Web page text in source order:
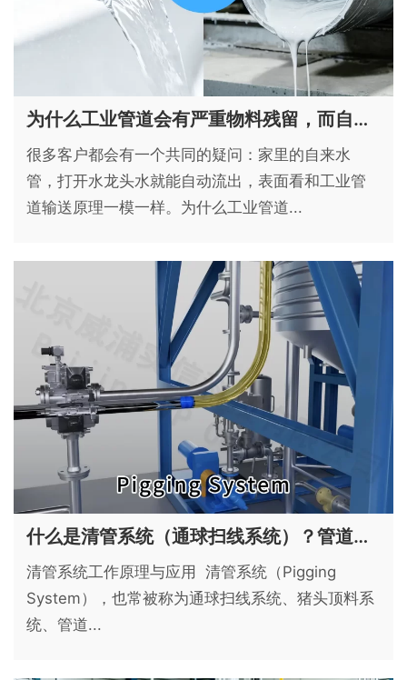
为什么工业管道会有严重物料残留，而自来水管不会？
很多客户都会有一个共同的疑问：家里的自来水
管，打开水龙头水就能自动流出，表面看和工业管
道输送原理一模一样。为什么工业管道...
什么是清管系统（通球扫线系统）？管道清洁与产品回收技术详解
清管系统工作原理与应用 清管系统（Pigging
System），也常被称为通球扫线系统、猪头顶料系
统、管道...